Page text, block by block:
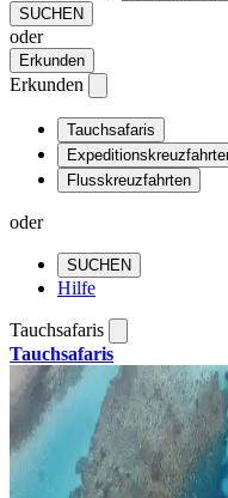
SUCHEN
oder
Erkunden
Erkunden
Tauchsafaris
Flusskreuzfahrten
oder
SUCHEN
Hilfe
Tauchsafaris
Tauchsafaris